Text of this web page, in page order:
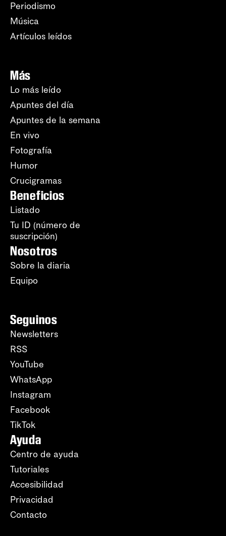
Periodismo
Música
Artículos leídos
Más
Lo más leído
Apuntes del día
Apuntes de la semana
En vivo
Fotografía
Humor
Crucigramas
Beneficios
Listado
Tu ID (número de
suscripción)
Nosotros
Sobre la diaria
Equipo
Seguinos
Newsletters
RSS
YouTube
WhatsApp
Instagram
Facebook
TikTok
Ayuda
Centro de ayuda
Tutoriales
Accesibilidad
Privacidad
Contacto